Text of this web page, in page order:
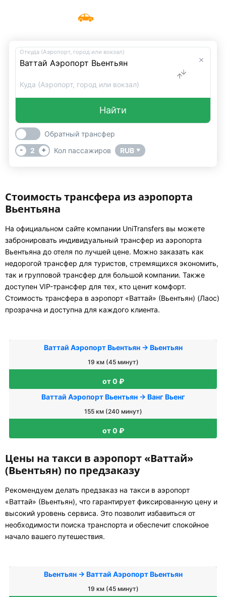
Такси из аэропорта Вьентьяна
Откуда (Аэропорт, город или вокзал)
Куда (Аэропорт, город или вокзал)
Найти
Обратный трансфер
-
2 + Кол пассажиров RUB ▼
Стоимость трансфера из аэропорта
Вьентьяна
На официальном сайте компании UniTransfers вы можете
забронировать индивидуальный трансфер из аэропорта
Вьентьяна до отеля по лучшей цене. Можно заказать как
недорогой трансфер для туристов, стремящихся экономить,
так и групповой трансфер для большой компании. Также
доступен VIP-трансфер для тех, кто ценит комфорт.
Стоимость трансфера в аэропорт «Ваттай» (Вьентьян) (Лаос)
прозрачна и доступна для каждого клиента.
Ваттай Аэропорт Вьентьян → Вьентьян
19 км (45 минут)
от 0 ₽
Ваттай Аэропорт Вьентьян → Ванг Вьенг
155 км (240 минут)
от 0 ₽
Цены на такси в аэропорт «Ваттай»
(Вьентьян) по предзаказу
Рекомендуем делать предзаказ на такси в аэропорт
«Ваттай» (Вьентьян), что гарантирует фиксированную цену и
высокий уровень сервиса. Это позволит избавиться от
необходимости поиска транспорта и обеспечит спокойное
начало вашего путешествия.
Вьентьян → Ваттай Аэропорт Вьентьян
19 км (45 минут)